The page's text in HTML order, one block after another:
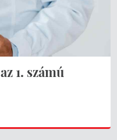
1. számú